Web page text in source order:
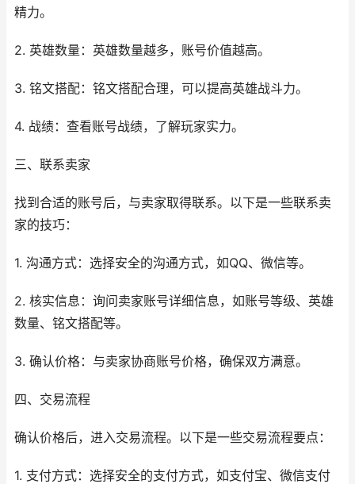
精力。
2. 英雄数量：英雄数量越多，账号价值越高。
3. 铭文搭配：铭文搭配合理，可以提高英雄战斗力。
4. 战绩：查看账号战绩，了解玩家实力。
三、联系卖家
找到合适的账号后，与卖家取得联系。以下是一些联系卖
家的技巧：
1. 沟通方式：选择安全的沟通方式，如QQ、微信等。
2. 核实信息：询问卖家账号详细信息，如账号等级、英雄
数量、铭文搭配等。
3. 确认价格：与卖家协商账号价格，确保双方满意。
四、交易流程
确认价格后，进入交易流程。以下是一些交易流程要点：
1. 支付方式：选择安全的支付方式，如支付宝、微信支付